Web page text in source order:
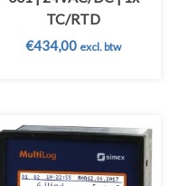
TC/RTD
€434,00 excl. btw